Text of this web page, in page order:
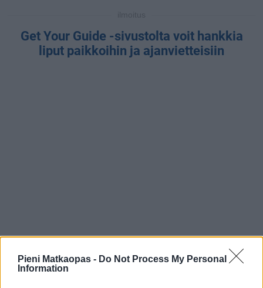
Pieni Matkaopas - Do Not Process My Personal
Information
Get Your Guide -sivustolta voit hankkia
liput paikkoihin ja ajanvietteisiin